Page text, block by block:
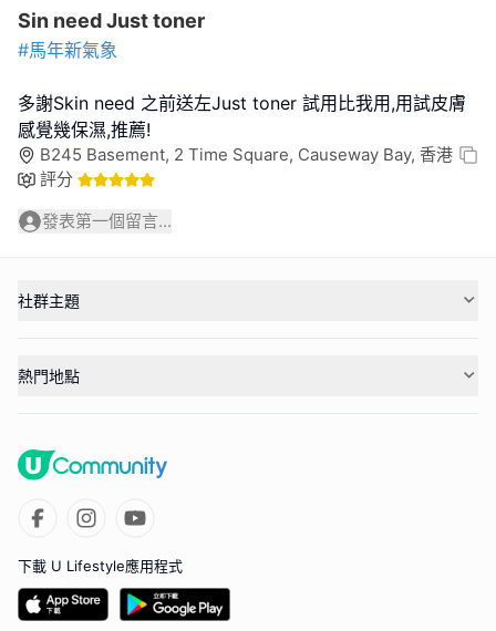
Sin need Just toner
#馬年新氣象
多謝Skin need 之前送左Just toner 試用比我用,用試皮膚
感覺幾保濕,推薦!
B245 Basement, 2 Time Square, Causeway Bay, 香港
評分
發表第一個留言...
社群主題
熱門地點
下載 U Lifestyle應用程式